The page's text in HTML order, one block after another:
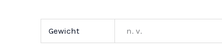
Gewicht n. v.